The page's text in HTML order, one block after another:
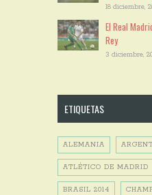
18 diciembre,
El Real
Rey
3 diciembre,
ETIQUETAS
ALEMANIA
ATLÉTICO DE MADRID
BRASIL 2014